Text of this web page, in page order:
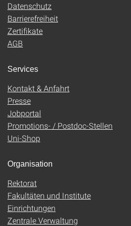
Datenschutz
Barrierefreiheit
Zertifikate
AGB
Services
Kontakt & Anfahrt
Presse
Jobportal
Promotions- / Postdoc-Stellen
Uni-Shop
Organisation
Rektorat
Fakultäten und Institute
Einrichtungen
Zentrale Verwaltung